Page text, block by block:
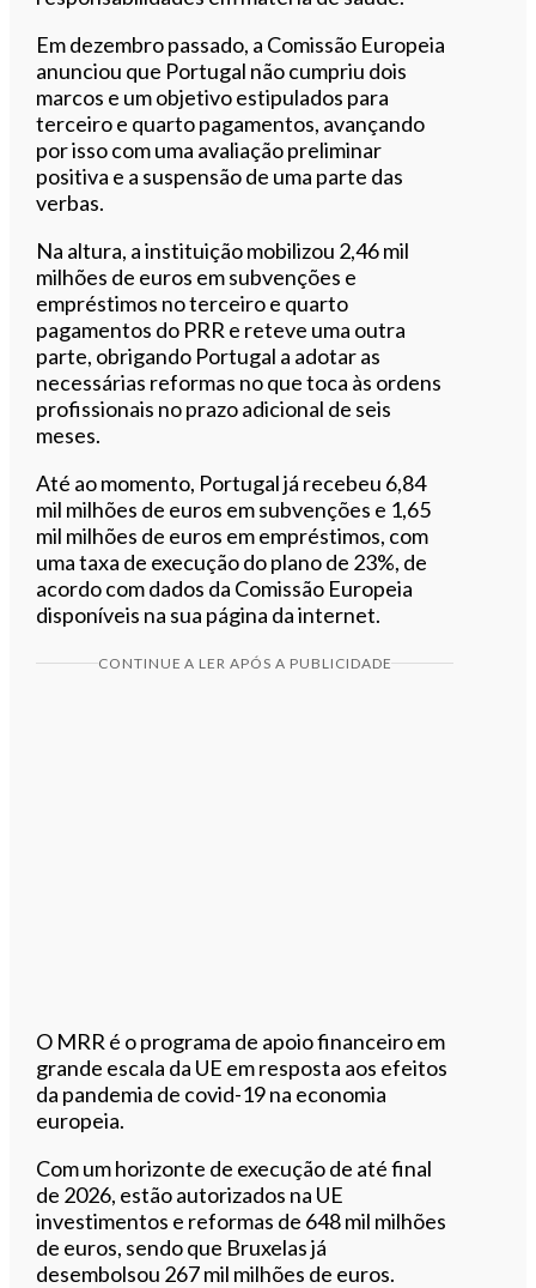
Em dezembro passado, a Comissão Europeia
anunciou que Portugal não cumpriu dois
marcos e um objetivo estipulados para
terceiro e quarto pagamentos, avançando
por isso com uma avaliação preliminar
positiva e a suspensão de uma parte das
verbas.
Na altura, a instituição mobilizou 2,46 mil
milhões de euros em subvenções e
empréstimos no terceiro e quarto
pagamentos do PRR e reteve uma outra
parte, obrigando Portugal a adotar as
necessárias reformas no que toca às ordens
profissionais no prazo adicional de seis
meses.
Até ao momento, Portugal já recebeu 6,84
mil milhões de euros em subvenções e 1,65
mil milhões de euros em empréstimos, com
uma taxa de execução do plano de 23%, de
acordo com dados da Comissão Europeia
disponíveis na sua página da internet.
CONTINUE A LER APÓS A PUBLICIDADE
O MRR é o programa de apoio financeiro em
grande escala da UE em resposta aos efeitos
da pandemia de covid-19 na economia
europeia.
Com um horizonte de execução de até final
de 2026, estão autorizados na UE
investimentos e reformas de 648 mil milhões
de euros, sendo que Bruxelas já
desembolsou 267 mil milhões de euros.